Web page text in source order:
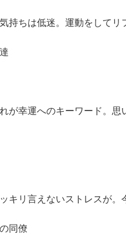
持ちは低迷。運動をしてリ
達
が幸運へのキーワード。思
キリ言えないストレスが。
の同僚